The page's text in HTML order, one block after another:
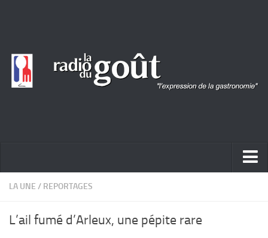
ACTUALITÉ
LA UNE / REPORTAGES
L’ail fumé d’Arleux, une pépite rare